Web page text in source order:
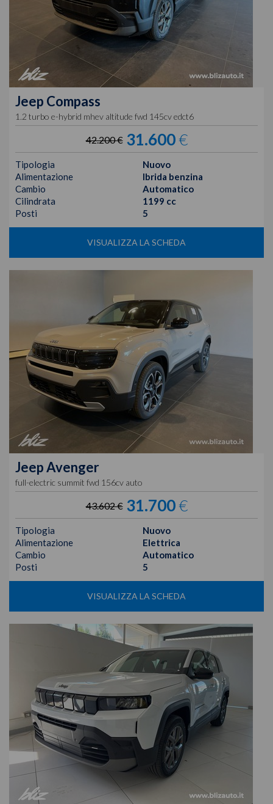
Jeep Compass
1.2 turbo e-hybrid mhev altitude fwd 145cv edct6
42.200 € 31.600€
Tipologia
Nuovo
Alimentazione
Ibrida benzina
Cambio
Automatico
Cilindrata
1199 cc
Posti
5
VISUALIZZA LA SCHEDA
JeepAvenger
full-electric summit fwd 156cv auto
43.602 € 31.700€
Tipologia
Nuovo
Alimentazione
Elettrica
Cambio
Automatico
Posti
5
VISUALIZZA LA SCHEDA